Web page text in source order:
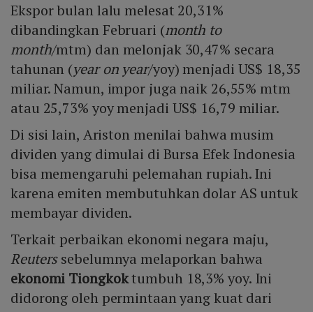
Ekspor bulan lalu melesat 20,31%
dibandingkan Februari (month to
month/mtm) dan melonjak 30,47% secara
tahunan (year on year/yoy) menjadi US$ 18,35
miliar. Namun, impor juga naik 26,55% mtm
atau 25,73% yoy menjadi US$ 16,79 miliar.
Di sisi lain, Ariston menilai bahwa musim
dividen yang dimulai di Bursa Efek Indonesia
bisa memengaruhi pelemahan rupiah. Ini
karena emiten membutuhkan dolar AS untuk
membayar dividen.
Terkait perbaikan ekonomi negara maju,
Reuterssebelumnya melaporkan bahwa
ekonomi Tiongkoktumbuh 18,3% yoy. Ini
didorong oleh permintaan yang kuat dari